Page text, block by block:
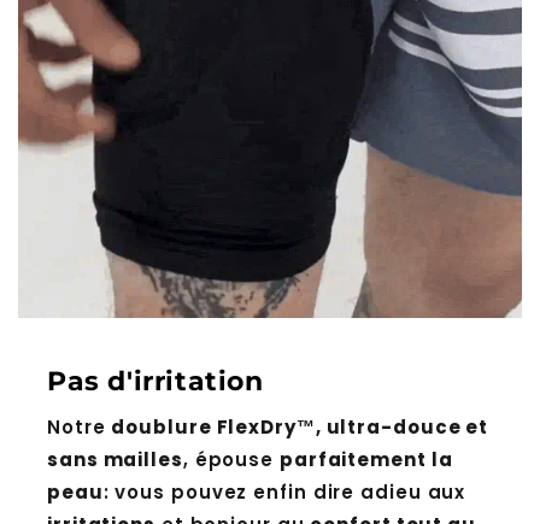
Pas d'irritation
Notre doublure FlexDry™, ultra-douce et
sans mailles, épouse parfaitement la
peau: vous pouvez enfin dire adieu aux